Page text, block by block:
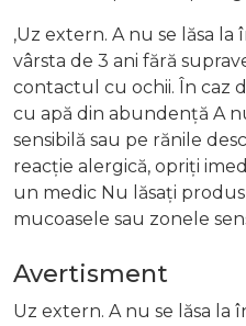
,Uz extern. A nu se lăsa
vârsta de 3 ani fără
contactul cu ochii. În caz
cu apă din abundență A
sensibilă sau pe rănile
reacție alergică, opriți
un medic Nu lăsați
mucoasele sau zonele
Avertisment
Uz extern. A nu se lăsa la